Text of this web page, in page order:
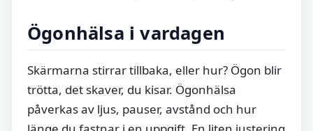
Ögonhälsa i vardagen
Skärmarna stirrar tillbaka, eller hur? Ögon blir
trötta, det skaver, du kisar. Ögonhälsa
påverkas av ljus, pauser, avstånd och hur